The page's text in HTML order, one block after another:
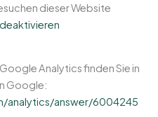
dieser Website
Analytics finden Sie in
Google:
answer/6004245